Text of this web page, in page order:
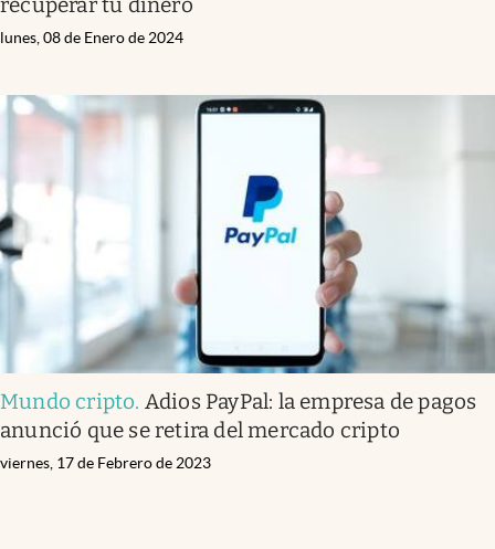
lunes, 08 de Enero de 2024
Mundo cripto. Adios PayPal: la empresa de pagos
anunció que se retira del mercado cripto
viernes, 17 de Febrero de 2023